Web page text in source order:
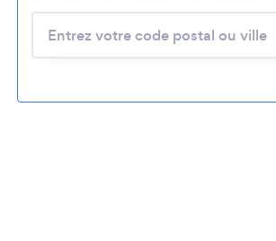
Chargement...
Veuillez patienter...